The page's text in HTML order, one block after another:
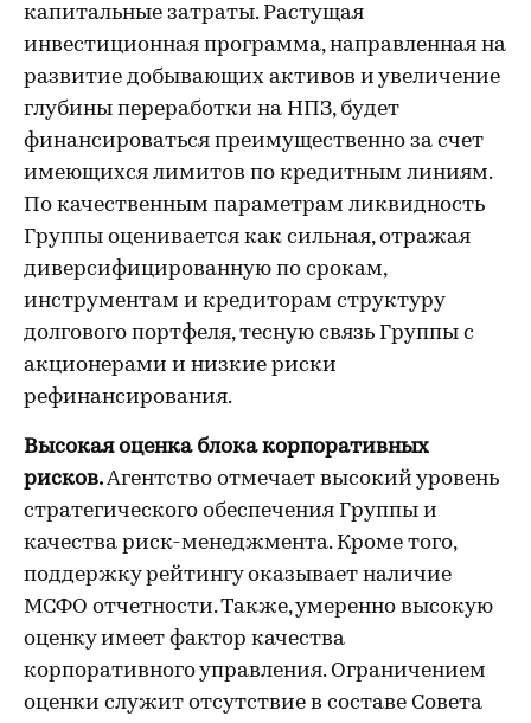
капитальные затраты. Растущая
инвестиционная программа, направленная на
развитие добывающих активов и увеличение
глубины переработки на НПЗ, будет
финансироваться преимущественно за счет
имеющихся лимитов по кредитным линиям.
По качественным параметрам ликвидность
Группы оценивается как сильная, отражая
диверсифицированную по срокам,
инструментам и кредиторам структуру
долгового портфеля, тесную связь Группы с
акционерами и низкие риски
рефинансирования.
Высокая оценка блока корпоративных
рисков.Агентство отмечает высокий уровень
стратегического обеспечения Группы и
качества риск-менеджмента. Кроме того,
поддержку рейтингу оказывает наличие
МСФО отчетности. Также, умеренно высокую
оценку имеет фактор качества
корпоративного управления. Ограничением
оценки служит отсутствие в составе Совета